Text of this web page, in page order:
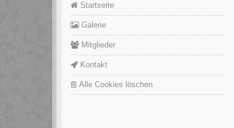
Startseite
Galerie
Mitglieder
Kontakt
Alle Cookies löschen